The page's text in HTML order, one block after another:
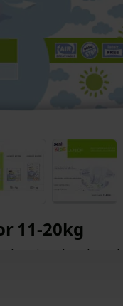
imageView larger image
View
11-20kg
uitstekende en